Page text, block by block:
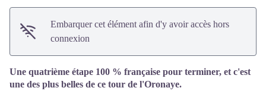
Embarquer cet élément afin d'y avoir accès hors
connexion
Une quatrième étape 100 % française pour terminer, et c'est
une des plus belles de ce tour de l'Oronaye.